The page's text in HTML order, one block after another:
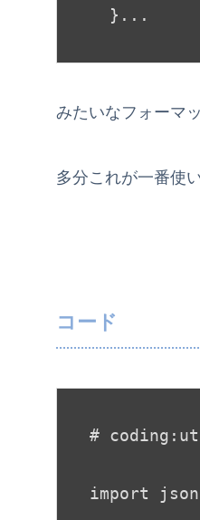
  }...
みたいなフォーマ
多分これが一番使
コード
#
import json